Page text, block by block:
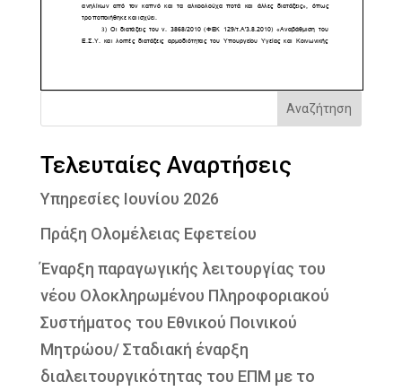
Αναζήτηση
Τελευταίες Αναρτήσεις
Υπηρεσίες Ιουνίου 2026
Πράξη Ολομέλειας Εφετείου
Έναρξη παραγωγικής λειτουργίας του
νέου Ολοκληρωμένου Πληροφοριακού
Συστήματος του Εθνικού Ποινικού
Μητρώου/ Σταδιακή έναρξη
διαλειτουργικότητας του ΕΠΜ με το